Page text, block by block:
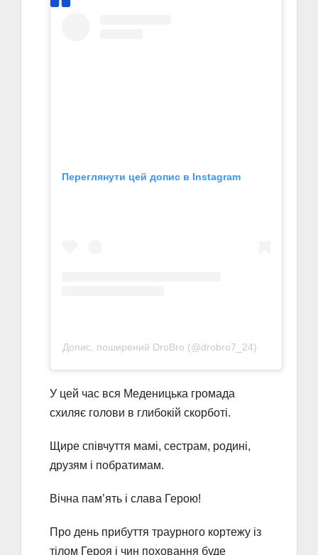
Переглянути цей допис в Instagram
Допис, поширений DroBro (@drobro7_24)
У цей час вся Меденицька громада
схиляє голови в глибокій скорботі.
Щире співчуття мамі, сестрам, родині,
друзям і побратимам.
Вічна пам’ять і слава Герою!
Про день прибуття траурного кортежу із
тілом Героя і чин поховання буде